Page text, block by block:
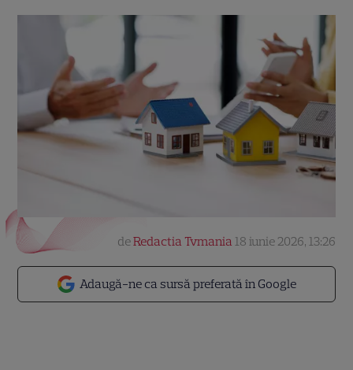
Adaugă-ne ca sursă preferată în Google
deRedactia Tvmania 18 iunie 2026, 13:26